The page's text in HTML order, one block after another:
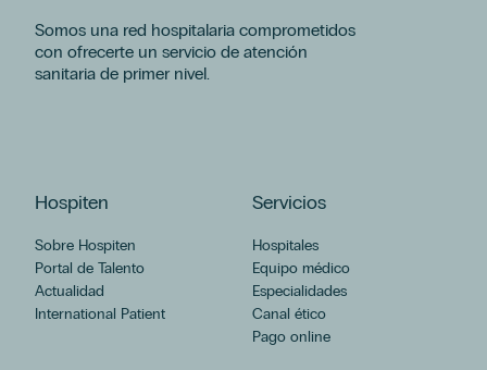
Somos una red hospitalaria comprometidos
con ofrecerte un servicio de atención
sanitaria de primer nivel.
Hospiten
Sobre Hospiten
Portal de Talento
Actualidad
International Patient
Servicios
Hospitales
Equipo médico
Especialidades
Canal ético
Pago online